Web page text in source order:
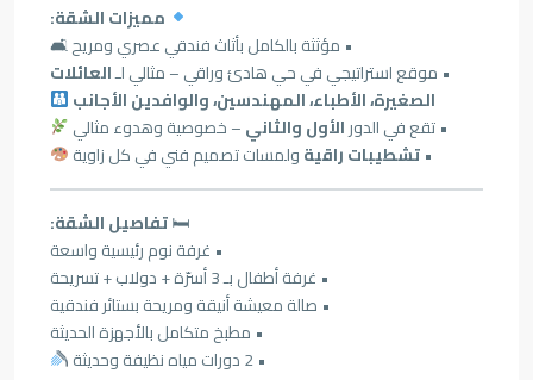
مميزات الشقة:
• مؤثثة بالكامل بأثاث فندقي عصري ومريح 🛋
• موقع استراتيجي في حي هادئ وراقي – مثالي لـالعائلات
الصغيرة، الأطباء، المهندسين، والوافدين الأجانب
• تقع في الدورالأول والثاني– خصوصية وهدوء مثالي
•تشطيبات راقيةولمسات تصميم فني في كل زاوية
🛏تفاصيل الشقة:
• غرفة نوم رئيسية واسعة
• غرفة أطفال بـ 3 أسرّة + دولاب + تسريحة
• صالة معيشة أنيقة ومريحة بستائر فندقية
• مطبخ متكامل بالأجهزة الحديثة
• 2 دورات مياه نظيفة وحديثة